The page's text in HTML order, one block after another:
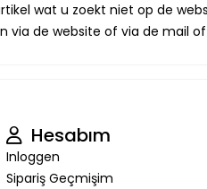
wat u zoekt niet op de
de website of via de mail
Hesabım
Inloggen
Sipariş Geçmişim